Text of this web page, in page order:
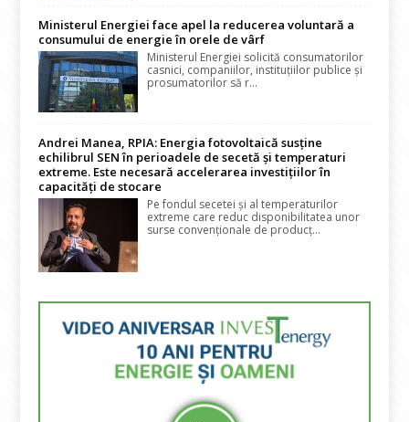
Ministerul Energiei face apel la reducerea voluntară a
consumului de energie în orele de vârf
Ministerul Energiei solicită consumatorilor
casnici, companiilor, instituțiilor publice și
prosumatorilor să r...
Andrei Manea, RPIA: Energia fotovoltaică susține
echilibrul SEN în perioadele de secetă și temperaturi
extreme. Este necesară accelerarea investițiilor în
capacități de stocare
Pe fondul secetei și al temperaturilor
extreme care reduc disponibilitatea unor
surse convenționale de producț...